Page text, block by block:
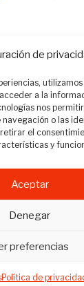
de
a la
nos
o las
el
y
Aceptar
Denegar
preferencias
Política de
Manager ©
derechos